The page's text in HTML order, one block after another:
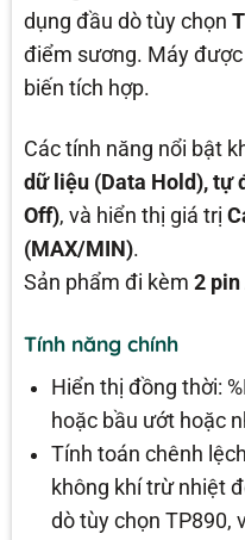
dụng đầu dò tùy chọn
điểm sương. Máy
biến tích hợp.
Các tính năng nổi bật
dữ liệu (Data Hold), tự
Off), và hiển thị giá trị
(MAX/MIN).
Sản phẩm đi kèm 2 pin
Tính năng chính
Hiển thị đồng thời:
hoặc bầu ướt hoặc
Tính toán chênh
không khí trừ nhiệt
dò tùy chọn TP890,